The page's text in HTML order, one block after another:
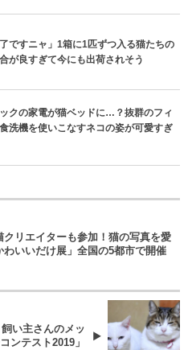
了ですニャ」1箱に1匹ずつ入る猫たちの
が良すぎて今にも出荷されそう
クの家電が猫ベッドに…？抜群のフィ
洗機を使いこなすネコの姿が可愛すぎ
クリエイターも参加！猫の写真を愛
わいいだけ展」全国の5都市で開催
い主さんのメッ
ンテスト2019」